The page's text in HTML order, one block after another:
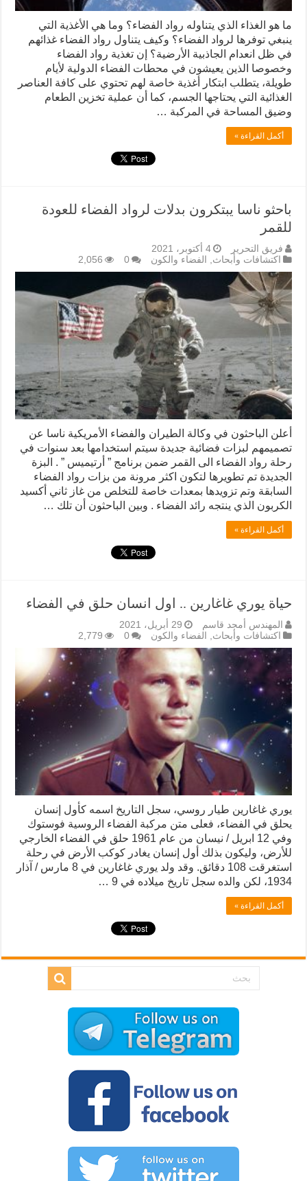
ما هو الغذاء الذي يتناوله رواد الفضاء؟ وما هي الأغذية التي
ينبغي توفرها لرواد الفضاء؟ وكيف يتناول رواد الفضاء غذائهم
في ظل انعدام الجاذبية الأرضية؟ إن تغذية رواد الفضاء
وخصوصا الذين يعيشون في محطات الفضاء الدولية لأيام
طويلة، يتطلب ابتكار أغذية خاصة لهم تحتوي على كافة العناصر
الغذائية التي يحتاجها الجسم، كما أن عملية تخزين الطعام
وضيق المساحة في المركبة …
أكمل القراءة »
باحثو ناسا يبتكرون بدلات لرواد الفضاء للعودة
للقمر
فريق التحرير
4 أكتوبر، 2021
اكتشافات وأبحاث, الفضاء والكون 0
2,056
أعلن الباحثون في وكالة الطيران والفضاء الأمريكية ناسا عن
تصميمهم لبزات فضائية جديدة سيتم استخدامها بعد سنوات في
رحلة رواد الفضاء الى القمر ضمن برنامج ” أرتيميس ” . البزة
الجديدة تم تطويرها لتكون اكثر مرونة من بزات رواد الفضاء
السابقة وتم تزويدها بمعدات خاصة للتخلص من غاز ثاني أكسيد
الكربون الذي ينتجه رائد الفضاء . وبين الباحثون أن تلك …
أكمل القراءة »
حياة يوري غاغارين .. اول انسان حلق في الفضاء
المهندس أمجد قاسم
29 أبريل، 2021
اكتشافات وأبحاث, الفضاء والكون 0
2,779
يوري غاغارين طيار روسي، سجل التاريخ اسمه كأول إنسان
يحلق في الفضاء، فعلى متن مركبة الفضاء الروسية فوستوك
وفي 12 ابريل / نيسان من عام 1961 حلق في الفضاء الخارجي
للأرض، وليكون بذلك أول إنسان يغادر كوكب الأرض في رحلة
استغرقت 108 دقائق. وقد ولد يوري غاغارين في 8 مارس / آذار
1934، لكن والده سجل تاريخ ميلاده في 9 …
أكمل القراءة »